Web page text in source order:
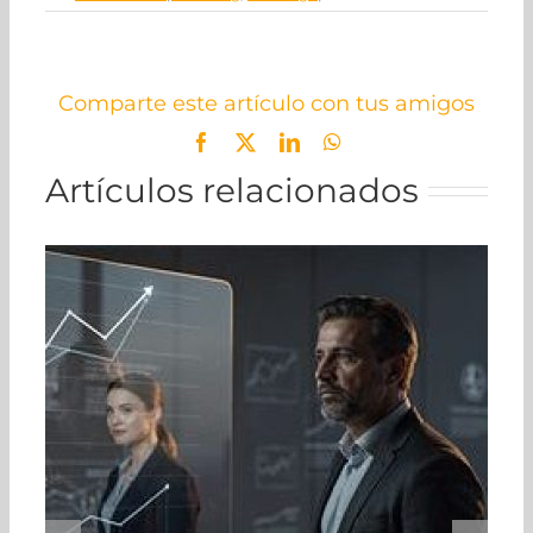
Comparte este artículo con tus amigos
Facebook LinkedInWhatsApp
Artículos relacionados